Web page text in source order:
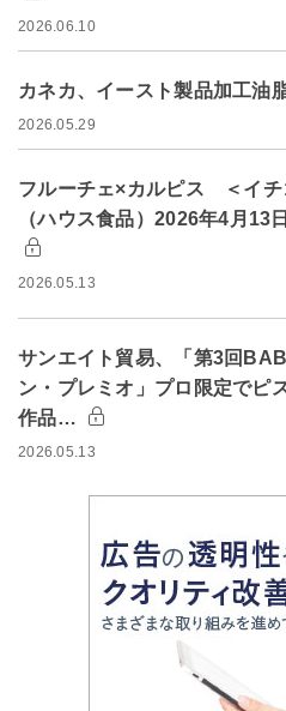
2026.06.10
カネカ、イースト製品加工油
2026.05.29
フルーチェ×カルピス ＜イチ
（ハウス食品）2026年4月13
2026.05.13
サンエイト貿易、「第3回
ン・プレミオ」プロ限定でピ
作品…
2026.05.13